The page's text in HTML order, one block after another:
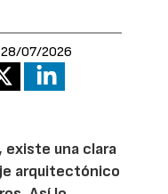
28/07/2026
existe una clara
arquitectónico